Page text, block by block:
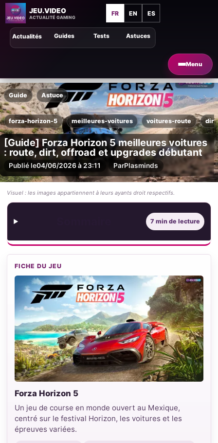
JEU.VIDEO
ACTUALITÉ GAMING
FR EN ES
Menu
Astuces
Guides Tests
Actualités
Guide Astuce
forza-horizon-5 meilleures-voitures voitures-route
[Guide] Forza Horizon 5 meilleures voitures
: route, dirt, offroad et upgrades débutant
Publié le04/06/2026 à 23:11 ParPlasminds
Visuel : les images appartiennent à leurs ayants droit respectifs.
7 min de lecture
FICHE DU JEU
Forza Horizon 5
Un jeu de course en monde ouvert au Mexique,
centré sur le festival Horizon, les voitures et les
épreuves variées.